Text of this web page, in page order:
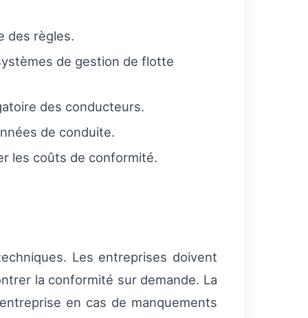
des règles.
de gestion de flotte
des conducteurs.
de conduite.
les coûts de conformité.
Les entreprises doivent
la conformité sur demande. La
en cas de manquements